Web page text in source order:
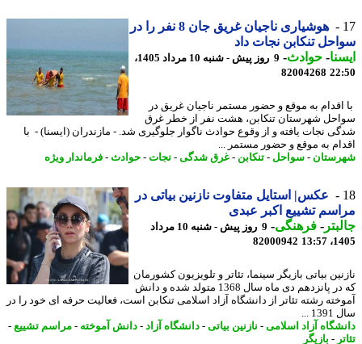
هوشیاری ناجیان غریق جان 8 نفر را در
تنکابن نجات داد
-حوادث -
9 روز پیش - شنبه 10 مرداد 1405،
82004268
به موقع و حضور مستمر ناجیان غریق در
شهرستان تنکابن، هشت نفر از خطر غرق
نجات یافته و از وقوع حوادث ناگوار جلوگیری شد. - مازندران (ایسنا) - با
به موقع و حضور مستمر ...
-سواحل-تنکابن-غرق شدگی-نجات-حوادث-فرماندار ویژه
عکس| استایل متفاوت نازنین بیاتی در
تشییع اکبر عبدی
-فرهنگی-
9 روز پیش - شنبه 10 مرداد
82000942
بیاتی بازیگر سینما، تئاتر و تلویزیون کشورمان
که در پانزدهم دی ماه سال 1368 متولد شده و دانش
رشته تئاتر از دانشگاه آزاد اسلامی تنکابن است، فعالیت حرفه ای خود را در
...
آزاد اسلامی-نازنین بیاتی-دانشگاه آزاد- دانش آموخته-مراسم تشییع-
-بازیگر